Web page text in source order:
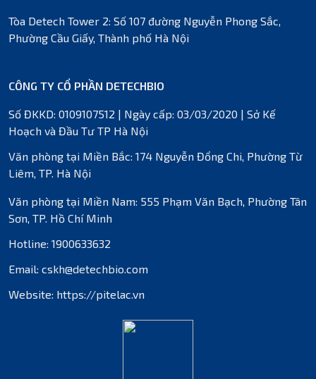
Tòa Detech Tower 2: Số 107 đường Nguyễn Phong Sắc,
Phường Cầu Giấy, Thành phố Hà Nội
CÔNG TY CỔ PHẦN DETECHBIO
Số ĐKKD: 0109107512 | Ngày cấp: 03/03/2020 | Sở Kế
Hoạch và Đầu Tư TP Hà Nội
Văn phòng tại Miền Bắc: 174 Nguyễn Đổng Chi, Phường Từ
Liêm, TP. Hà Nội
Văn phòng tại Miền Nam: 555 Phạm Văn Bạch, Phường Tân
Sơn, TP. Hồ Chí Minh
Hotline: 1900633632
Email: cskh@detechbio.com
Website: https://pitelac.vn